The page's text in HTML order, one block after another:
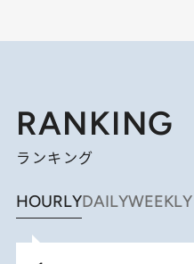
RANKING
ランキング
HOURLYDAILYWEEKLY